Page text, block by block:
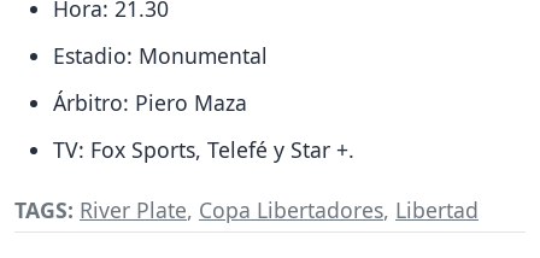
Hora: 21.30
Estadio: Monumental
Árbitro: Piero Maza
TV: Fox Sports, Telefé y Star +.
TAGS: River Plate, Copa Libertadores, Libertad